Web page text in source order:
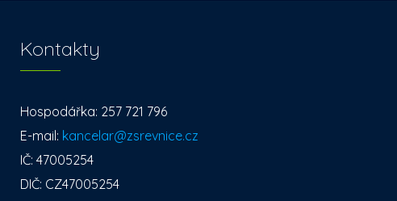
Kontakty
Hospodářka: 257 721 796
E-mail: kancelar@zsrevnice.cz
IČ: 47005254
DIČ: CZ47005254